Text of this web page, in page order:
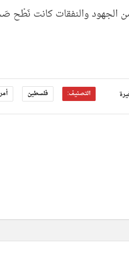
الجهود والنفقات كانت نَطْح
التصنيف: فلسطين